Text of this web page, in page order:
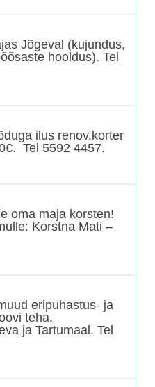
Jõgeval (kujundus,
hooldus). Tel
ilus renov.korter
Tel 5592 4457.
oma maja korsten!
Korstna Mati –
eripuhastus- ja
teha.
ja Tartumaal. Tel